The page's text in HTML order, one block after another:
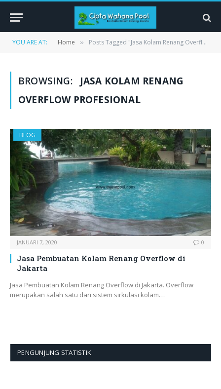
YOU ARE AT: Home » Posts Tagged "Jasa Kolam Renang Overflow Profesional"
BROWSING:
JASA KOLAM RENANG
OVERFLOW PROFESIONAL
BLOG
JANUARI 7, 2020 0
Jasa Pembuatan Kolam Renang Overflow di
Jakarta
Jasa Pembuatan Kolam Renang Overflow di Jakarta. Overflow
merupakan salah satu dari sistem sirkulasi kolam.…
PENGUNJUNG STATISTIK